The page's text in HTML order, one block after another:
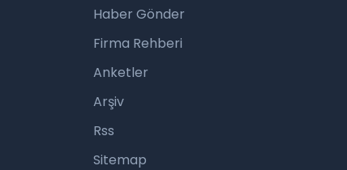
Haber Gönder
Firma Rehberi
Anketler
Arşiv
Rss
Sitemap